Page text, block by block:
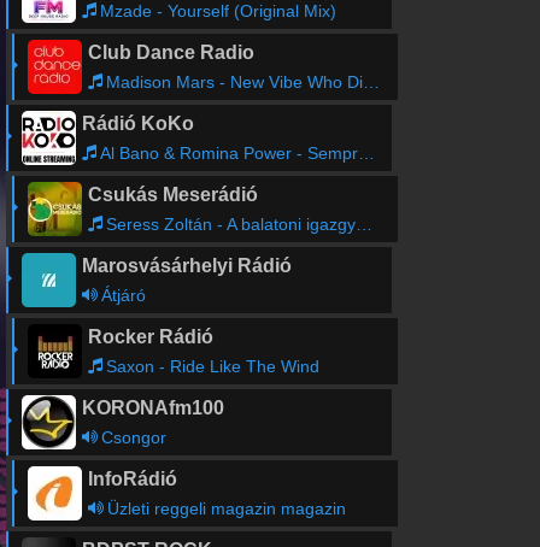
Mzade - Yourself (Original Mix)
Club Dance Radio
Madison Mars - New Vibe Who Dis (feat. Little League)
Rádió KoKo
Al Bano & Romina Power - Sempre, Sempre
Csukás Meserádió
Seress Zoltán - A balatoni igazgyöngy
Marosvásárhelyi Rádió
Átjáró
Rocker Rádió
Saxon - Ride Like The Wind
KORONAfm100
Csongor
InfoRádió
Üzleti reggeli magazin magazin